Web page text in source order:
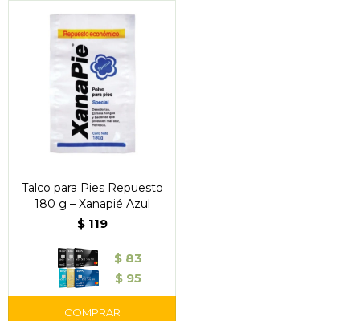
Talco para Pies Repuesto
180 g – Xanapié Azul
$ 119
$ 83
$ 95